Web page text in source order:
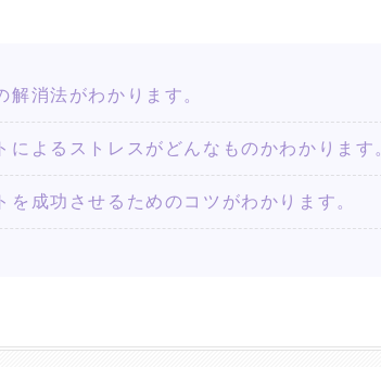
解消法がわかります。
によるストレスがどんなものかわかります
を成功させるためのコツがわかります。